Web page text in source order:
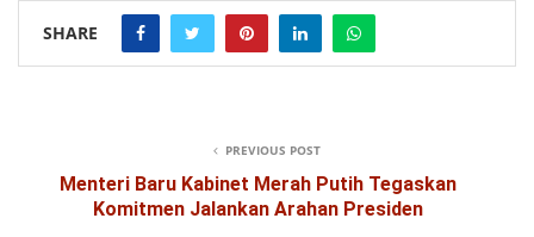
SHARE
PREVIOUS POST
Menteri Baru Kabinet Merah Putih Tegaskan
Komitmen Jalankan Arahan Presiden